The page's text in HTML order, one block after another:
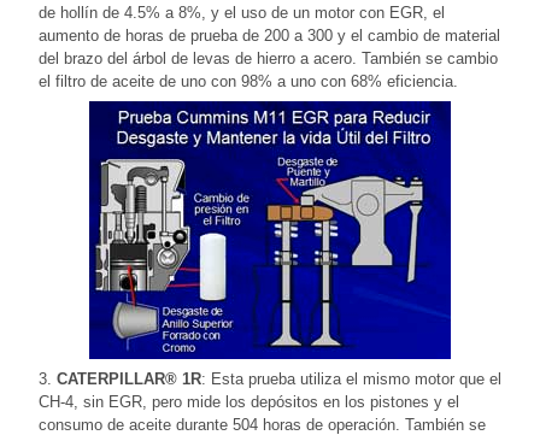
de hollín de 4.5% a 8%, y el uso de un motor con EGR, el
aumento de horas de prueba de 200 a 300 y el cambio de material
del brazo del árbol de levas de hierro a acero. También se cambio
el filtro de aceite de uno con 98% a uno con 68% eficiencia.
3. CATERPILLAR® 1R: Esta prueba utiliza el mismo motor que el
CH-4, sin EGR, pero mide los depósitos en los pistones y el
consumo de aceite durante 504 horas de operación. También se